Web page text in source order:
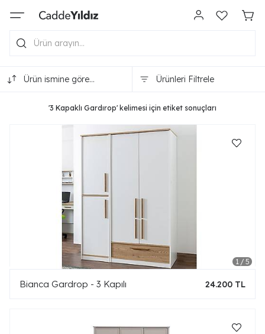
Ürün ismine göre
Ürünleri Filtrele
'3 Kapaklı Gardırop' kelimesi için etiket sonuçları
Bianca Gardrop - 3 Kapılı 24.200 TL